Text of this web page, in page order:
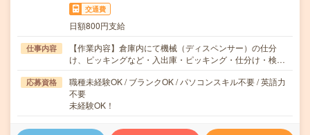
交通費
日額800円支給
仕事内容
【作業内容】倉庫内にて機械（ディスペンサー）の仕分
け、ピッキングなど・入出庫・ピッキング・仕分け・検…
応募資格
職種未経験OK / ブランクOK / パソコンスキル不要 / 英語力
不要
未経験OK！